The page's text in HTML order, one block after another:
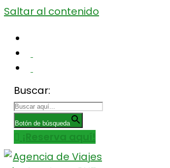
Saltar al contenido
Buscar:
Botón de búsqueda
¡Reserva aquí!